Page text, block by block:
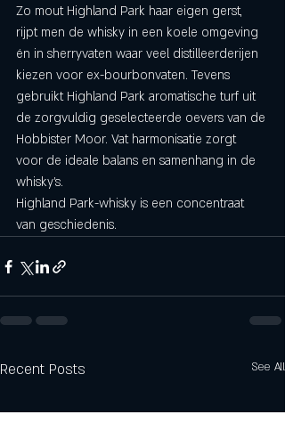
Zo mout Highland Park haar eigen gerst,
rijpt men de whisky in een koele omgeving
én in sherryvaten waar veel distilleerderijen
kiezen voor ex-bourbonvaten. Tevens
gebruikt Highland Park aromatische turf uit
de zorgvuldig geselecteerde oevers van de
Hobbister Moor. Vat harmonisatie zorgt
voor de ideale balans en samenhang in de
whisky's.
Highland Park-whisky is een concentraat
van geschiedenis.
Recent Posts See All